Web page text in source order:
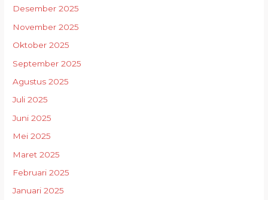
Desember 2025
November 2025
Oktober 2025
September 2025
Agustus 2025
Juli 2025
Juni 2025
Mei 2025
Maret 2025
Februari 2025
Januari 2025